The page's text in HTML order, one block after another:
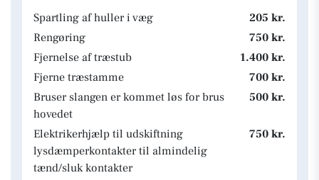
Spartling af huller i væg
205 kr.
Rengøring
750 kr.
Fjernelse af træstub
1.400 kr.
Fjerne træstamme
700 kr.
Bruser slangen er kommet løs for brus
hovedet
500 kr.
Elektrikerhjælp til udskiftning
lysdæmperkontakter til almindelig
tænd/sluk kontakter
750 kr.